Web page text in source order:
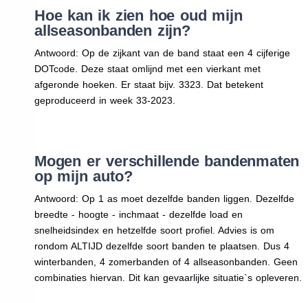
Hoe kan ik zien hoe oud mijn
allseasonbanden zijn?
Antwoord: Op de zijkant van de band staat een 4 cijferige
DOTcode. Deze staat omlijnd met een vierkant met
afgeronde hoeken. Er staat bijv. 3323. Dat betekent
geproduceerd in week 33-2023.
Mogen er verschillende bandenmaten
op mijn auto?
Antwoord: Op 1 as moet dezelfde banden liggen. Dezelfde
breedte - hoogte - inchmaat - dezelfde load en
snelheidsindex en hetzelfde soort profiel. Advies is om
rondom ALTIJD dezelfde soort banden te plaatsen. Dus 4
winterbanden, 4 zomerbanden of 4 allseasonbanden. Geen
combinaties hiervan. Dit kan gevaarlijke situatie`s opleveren.